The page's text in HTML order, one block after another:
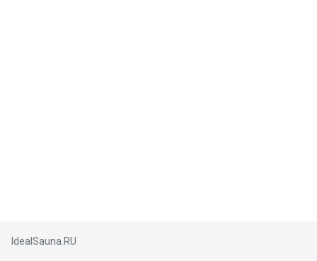
IdealSauna.RU